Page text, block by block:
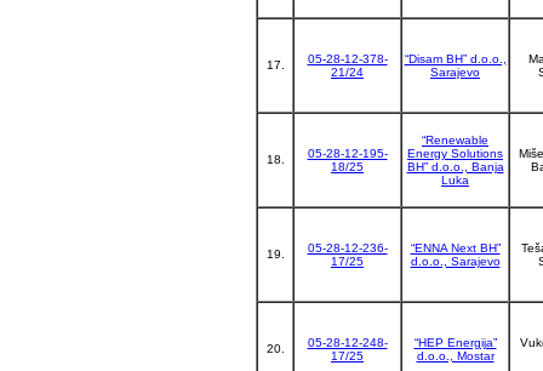
17.
05-28-12-378-
21/24
“Disam BHˮ d.o.o.,
Sarajevo
18.
05-28-12-195-
18/25
“Renewable
Energy Solutions
BH” d.o.o., Banja
Luka
19.
05-28-12-236-
17/25
“ENNA Next BH”
d.o.o., Sarajevo
20.
05-28-12-248-
17/25
“HEP Energija”
d.o.o., Mostar